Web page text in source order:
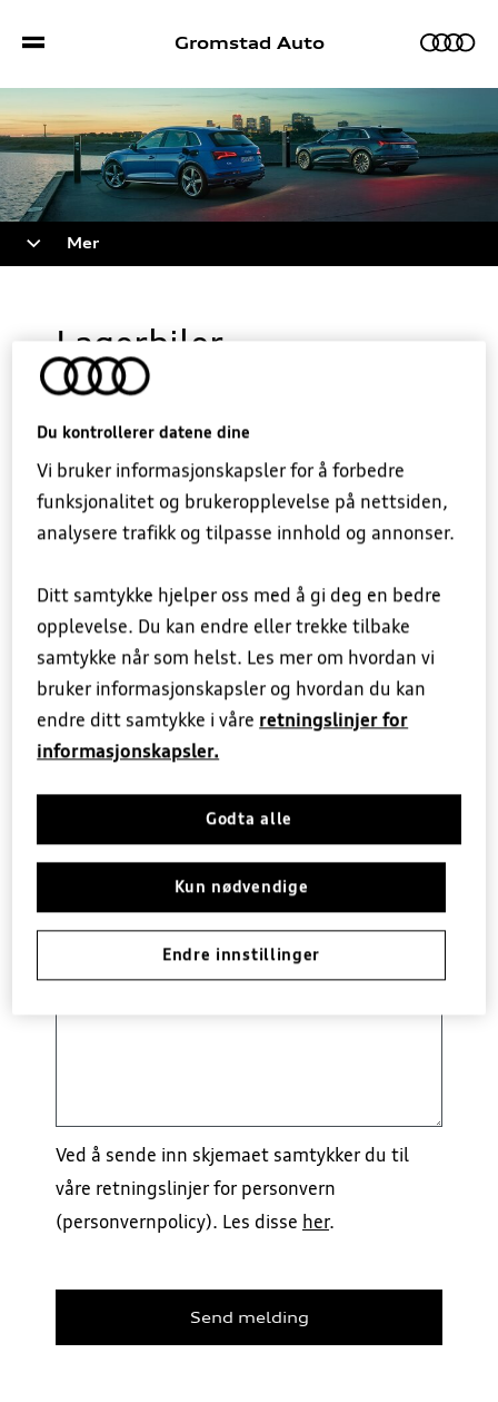
Gromstad Auto
Biler
Bilmodeller
Bestill prøvekjøring
Lagerbiler
Firmabil
Finansiering
Forsikring
Sport S/RS
Kampanjer
Bestill verkstedtime
5+ Originalservice
EU-kontroll
Dekkhotell
Ruteservice
Kontakt
Mer
Lagerbiler
Vi har til enhver tid biler på lager med kort
leveringstid.
Ta kontakt for mer informasjon over hvilke
modeller vi har tilgjengelige. Kanskje din
Ved å sende inn skjemaet samtykker du til
våre retningslinjer for personvern
(personvernpolicy). Les disse her.
Send melding
Du kontrollerer datene dine
Vi bruker informasjonskapsler for å forbedre
funksjonalitet og brukeropplevelse på nettsiden,
analysere trafikk og tilpasse innhold og annonser.
Ditt samtykke hjelper oss med å gi deg en bedre
opplevelse. Du kan endre eller trekke tilbake
samtykke når som helst. Les mer om hvordan vi
bruker informasjonskapsler og hvordan du kan
endre ditt samtykke i våre retningslinjer for
informasjonskapsler.
Endre innstillinger
Kun nødvendige
Godta alle